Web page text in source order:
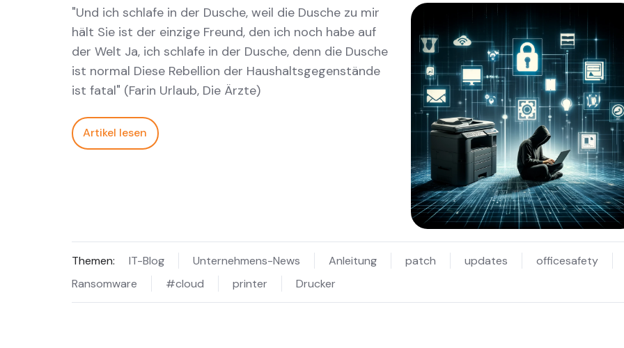
"Und ich schlafe in der Dusche, weil die Dusche zu mir
hält Sie ist der einzige Freund, den ich noch habe auf
der Welt Ja, ich schlafe in der Dusche, denn die Dusche
ist normal Diese Rebellion der Haushaltsgegenstände
ist fatal" (Farin Urlaub, Die Ärzte)
Artikel lesen
Themen: IT-Blog Unternehmens-News Anleitung patch updates
officesafety
Ransomware
#cloud printer Drucker